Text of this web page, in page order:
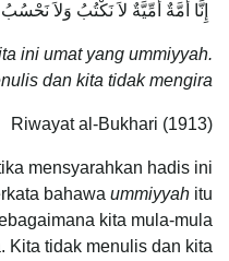
إِنَّا أُمَّةٌ أُمِّيَّةٌ لاَ نَكْتُبُ وَلاَ نَحْسُبُ
ini umat yang ummiyyah.
dan kita tidak mengira.
Riwayat al-Bukhari (1913)
mensyarahkan hadis ini
bahawa ummiyyah itu
kita mula-mula
Kita tidak menulis dan kita